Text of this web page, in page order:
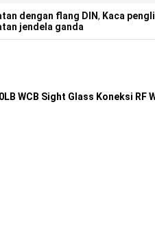
dengan flang DIN, Kaca
jendela ganda
WCB Sight Glass Koneksi RF